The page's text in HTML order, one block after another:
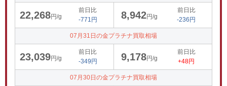
22,268円/g
前日比
-771円
8,942円/g
前日比
-236円
07月31日の金プラチナ買取相場
23,039円/g
前日比
-349円
9,178円/g
前日比
+48円
07月30日の金プラチナ買取相場